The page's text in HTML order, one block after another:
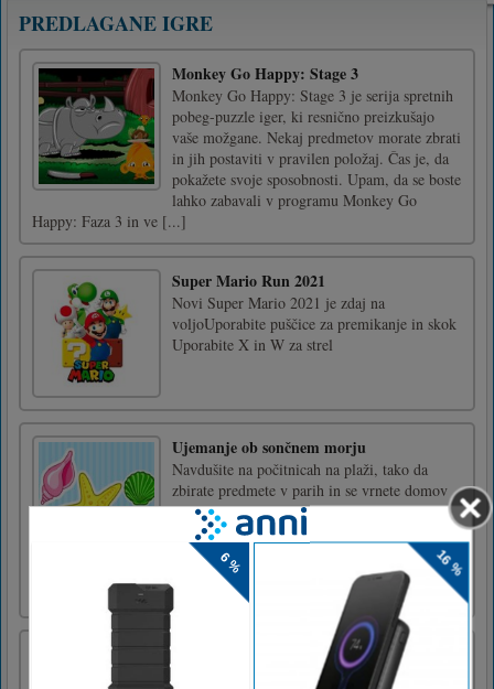
PREDLAGANE IGRE
Monkey Go Happy: Stage 3
Monkey Go Happy: Stage 3 je serija spretnih
pobeg-puzzle iger, ki resnično preizkušajo
vaše možgane. Nekaj predmetov morate zbrati
in jih postaviti v pravilen položaj. Čas je, da
pokažete svoje sposobnosti. Upam, da se boste
lahko zabavali v programu Monkey Go
Happy: Faza 3 in ve [...]
Super Mario Run 2021
Novi Super Mario 2021 je zdaj na
voljoUporabite puščice za premikanje in skok
Uporabite X in W za strel
Ujemanje ob sončnem morju
Navdušite na počitnicah na plaži, tako da
zbirate predmete v parih in se vrnete domov
ne le kot osvežena oseba, ampak tudi kot
bogatejša.Opazujte položaje predmetov,
katerih pari so raztreseni po kartah.
Zapomnite si, kaj ste videli in ko so karte
obrnjene, zaporedoma kliknite pa [...]
Red boy and Blue girl – Forest Temple